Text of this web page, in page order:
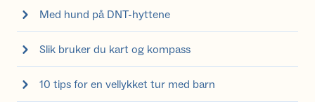
Med hund på DNT-hyttene
Slik bruker du kart og kompass
10 tips for en vellykket tur med barn